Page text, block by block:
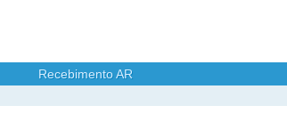
Recebimento AR